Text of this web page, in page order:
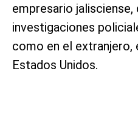
empresario
investigaciones
como en el
Estados Unidos.